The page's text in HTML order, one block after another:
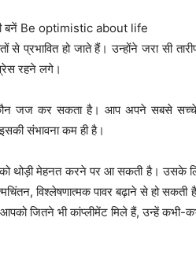
बनें Be optimistic about life
से प्रभावित हो जाते हैं। उन्होंने जरा सी
रहने लगे।
जज कर सकता है। आप अपने सबसे सच्चे
इसकी संभावना कम ही है।
थोड़ी मेहनत करने पर आ सकती है। उसके
विश्लेषणात्मक पावर बढ़ाने से हो
जितने भी कांप्लीमेंट मिले हैं, उन्हें कभी-